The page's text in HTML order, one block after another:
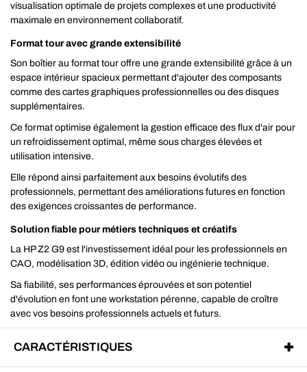
visualisation optimale de projets complexes et une productivité
maximale en environnement collaboratif.
Format tour avec grande extensibilité
Son boîtier au format tour offre une grande extensibilité grâce à un
espace intérieur spacieux permettant d'ajouter des composants
comme des cartes graphiques professionnelles ou des disques
supplémentaires.
Ce format optimise également la gestion efficace des flux d'air pour
un refroidissement optimal, même sous charges élevées et
utilisation intensive.
Elle répond ainsi parfaitement aux besoins évolutifs des
professionnels, permettant des améliorations futures en fonction
des exigences croissantes de performance.
Solution fiable pour métiers techniques et créatifs
La HP Z2 G9 est l'investissement idéal pour les professionnels en
CAO, modélisation 3D, édition vidéo ou ingénierie technique.
Sa fiabilité, ses performances éprouvées et son potentiel
d'évolution en font une workstation pérenne, capable de croître
avec vos besoins professionnels actuels et futurs.
CARACTÉRISTIQUES